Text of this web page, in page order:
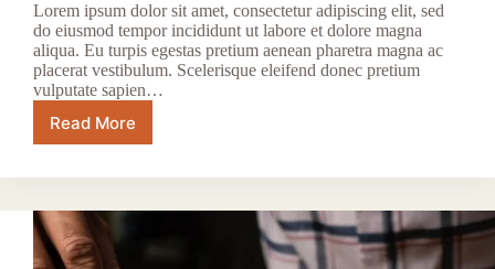
Lorem ipsum dolor sit amet, consectetur adipiscing elit, sed
do eiusmod tempor incididunt ut labore et dolore magna
aliqua. Eu turpis egestas pretium aenean pharetra magna ac
placerat vestibulum. Scelerisque eleifend donec pretium
vulputate sapien…
Read MoreScelerisque
Imperdiet
Fermentum
Leovel
Arta